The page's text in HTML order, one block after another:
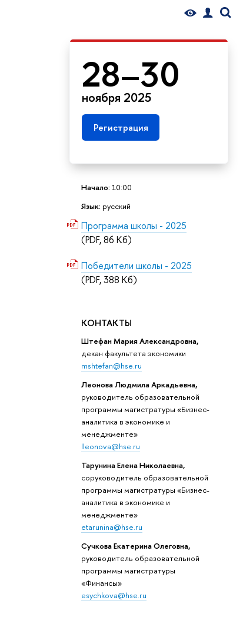
28–30
ноября 2025
Регистрация
Начало: 10:00
Язык: русский
Программа школы - 2025
(PDF, 86 Кб)
Победители школы - 2025
(PDF, 388 Кб)
КОНТАКТЫ
Штефан Мария Александровна,
декан факультета экономики
mshtefan@hse.ru
Леонова Людмила Аркадьевна,
руководитель образовательной
программы магистратуры «Бизнес-
аналитика в экономике и
менеджменте»
lleonova@hse.ru
Тарунина Елена Николаевна,
соруководитель образовательной
программы магистратуры «Бизнес-
аналитика в экономике и
менеджменте»
etarunina@hse.ru
Сучкова Екатерина Олеговна,
руководитель образовательной
программы магистратуры
«Финансы»
esychkova@hse.ru